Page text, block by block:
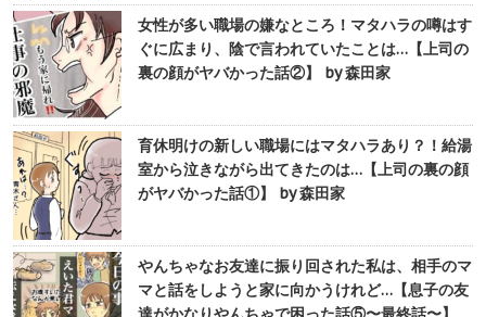
女性が多い職場の嫌なところ！マタハラの噂はす
ぐに広まり、陰で言われていたことは…【上司の
裏の顔がヤバかった話②】 by 森田家
育休明けの新しい職場にはマタハラあり？！給湯
室から泣きながら出てきたのは…【上司の裏の顔
がヤバかった話①】 by 森田家
やんちゃなお友達に振り回された私は、相手のマ
マと話をしようと家に向かうけれど…【息子の友